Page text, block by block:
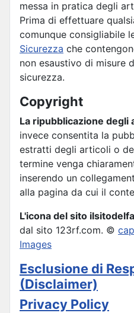
messa in pratica degli
Prima di effettuare
comunque consigliabile
Sicurezza che
non esaustivo di misure
sicurezza.
Copyright
La ripubblicazione degli
invece consentita la
estratti degli articoli o
termine venga
inserendo un
alla pagina da cui il
L'icona del sito
dal sito 123rf.com. ©
Images
Esclusione di
(Disclaimer)
Privacy Policy